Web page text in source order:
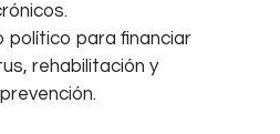
político para financiar
rehabilitación y